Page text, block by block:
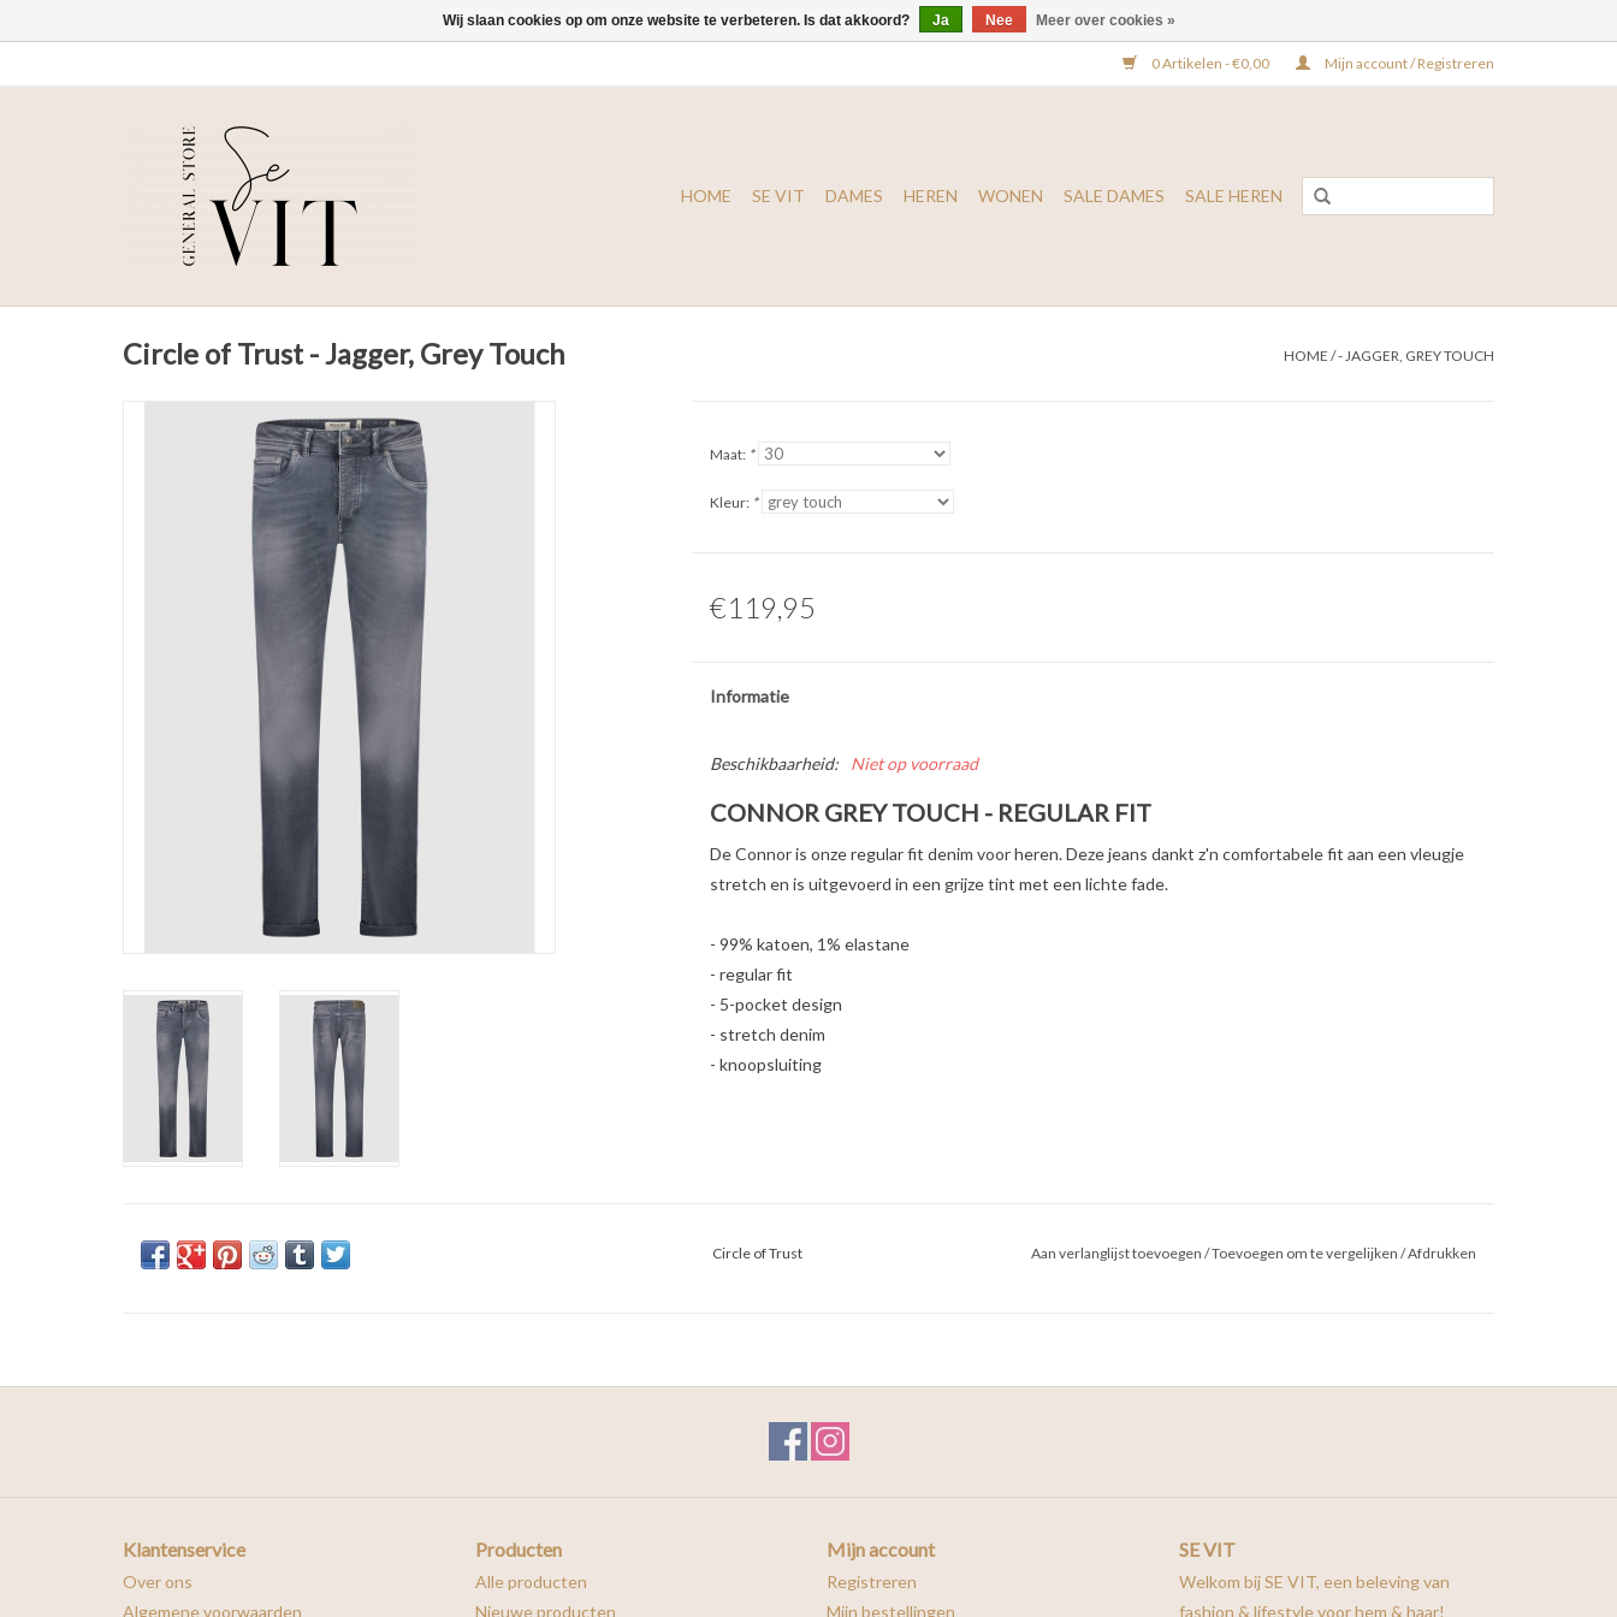
0 Artikelen - €0,00 Mijn account / Registreren
HOME SE VIT DAMES HEREN WONEN SALE DAMES SALE HEREN
Circle of Trust - Jagger, Grey Touch HOME /- JAGGER, GREY TOUCH
Maat: *
Kleur: *
€119,95
Informatie
Beschikbaarheid: Niet op voorraad
CONNOR GREY TOUCH - REGULAR FIT
De Connor is onze regular fit denim voor heren. Deze jeans dankt z'n comfortabele fit aan een vleugje
stretch en is uitgevoerd in een grijze tint met een lichte fade.
- 99% katoen, 1% elastane
- regular fit
- 5-pocket design
- stretch denim
- knoopsluiting
Circle of Trust Aan verlanglijst toevoegen /Toevoegen om te vergelijken /Afdrukken
Klantenservice
Over ons
Algemene voorwaarden
Producten
Alle producten
Nieuwe producten
Mijn account
Registreren
Mijn bestellingen
SE VIT
Welkom bij SE VIT, een beleving van
fashion & lifestyle voor hem & haar!
Wij slaan cookies op om onze website te verbeteren. Is dat akkoord? Ja Nee Meer over cookies »